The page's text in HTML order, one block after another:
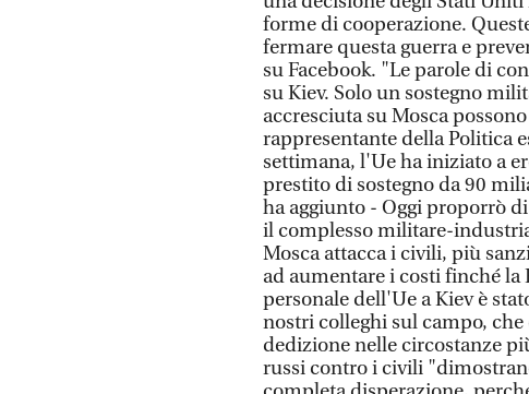
forme di cooperazione.
fermare questa guerra e
su Facebook. "Le parole di
su Kiev. Solo un sostegno
accresciuta su Mosca
rappresentante della Politica
settimana, l'Ue ha iniziato a
prestito di sostegno da 90
ha aggiunto - Oggi proporrò
il complesso militare-
Mosca attacca i civili, più
ad aumentare i costi finché
personale dell'Ue a Kiev è
nostri colleghi sul campo,
dedizione nelle circostanze
russi contro i civili